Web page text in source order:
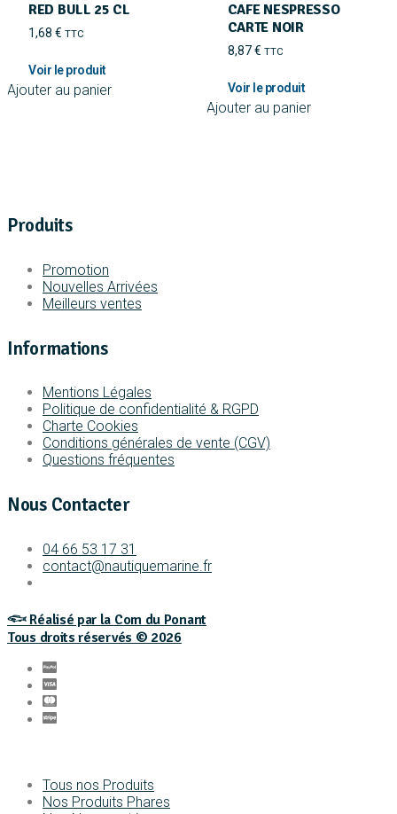
RED BULL 25 CL
1,68 € TTC
Ajouter au panier
CAFE NESPRESSO
CARTE NOIR
8,87€ TTC
Ajouter au panier
Produits
Promotion
Nouvelles Arrivées
Meilleurs ventes
Informations
Mentions Légales
Politique de confidentialité & RGPD
Charte Cookies
Conditions générales de vente (CGV)
Questions fréquentes
Nous Contacter
04 66 53 17 31
contact@nautiquemarine.fr
𓆟 Réalisé par la Com du Ponant
Tous droits réservés © 2026
Tous nos Produits
Nos Produits Phares